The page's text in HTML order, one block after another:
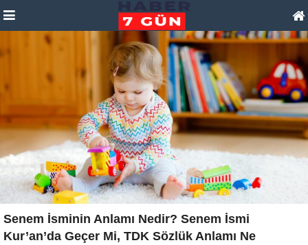
Senem İsminin Anlamı Nedir? Senem İsmi
Kur’an’da Geçer Mi, TDK Sözlük Anlamı Ne